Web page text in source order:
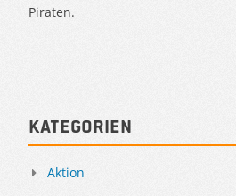
Piraten.
Kategorien
Aktion